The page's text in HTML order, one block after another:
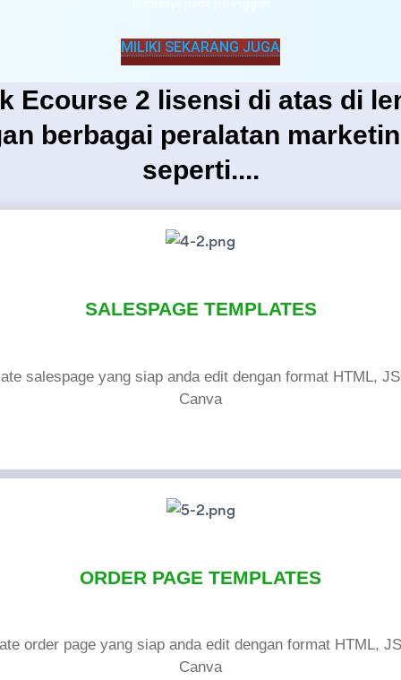
MILIKI SEKARANG JUGA
Ecourse 2 lisensi di atas di
berbagai peralatan
seperti....
SALESPAGE TEMPLATES
salespage yang siap anda edit dengan format HTML,
Canva
ORDER PAGE TEMPLATES
order page yang siap anda edit dengan format HTML,
Canva